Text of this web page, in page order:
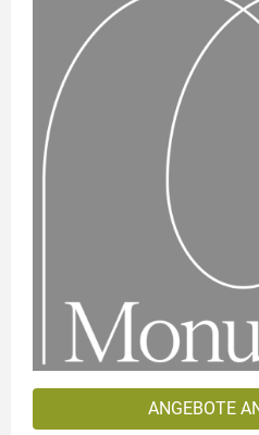
ANGEBOTE